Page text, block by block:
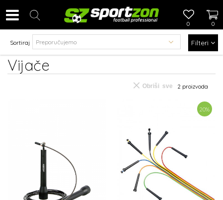
0
0
Vijače
Sortiraj Filteri
2 proizvoda
Obriši sve
20%